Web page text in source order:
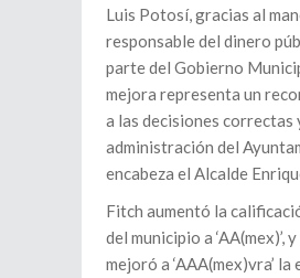
Luis Potosí, gracias al
responsable del dinero
parte del Gobierno
mejora representa un
a las decisiones correctas
administración del
encabeza el Alcalde
Fitch aumentó la
del municipio a ‘AA(mex)’,
mejoró a ‘AAA(mex)vra’ la